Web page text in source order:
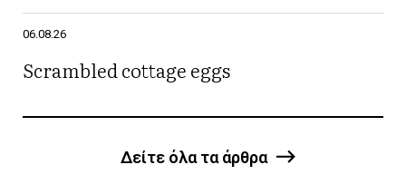
06.08.26
Scrambled cottage eggs
Δείτε όλα τα άρθρα